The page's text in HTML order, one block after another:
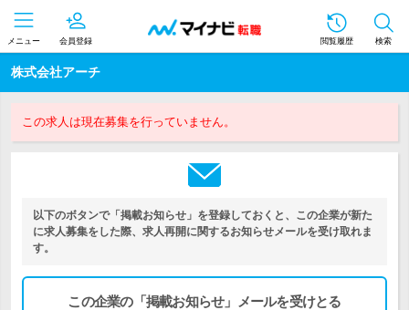
メニュー 会員登録 閲覧履歴 検索
株式会社アーチ
この求人は現在募集を行っていません。
以下のボタンで「掲載お知らせ」を登録しておくと、この企業が新た
に求人募集をした際、求人再開に関するお知らせメールを受け取れま
す。
この企業の「掲載お知らせ」メールを受けとる